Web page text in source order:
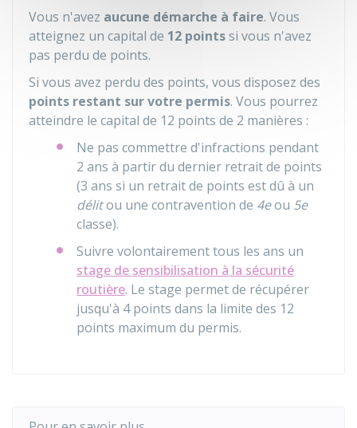
Vous n'avez aucune démarche à faire. Vous
atteignez un capital de 12 pointssi vous n'avez
pas perdu de points.
Si vous avez perdu des points, vous disposez des
points restant sur votre permis. Vous pourrez
atteindre le capital de 12 points de 2 manières :
Ne pas commettre d'infractions pendant
2 ans à partir du dernier retrait de points
(3 ans si un retrait de points est dû à un
délitou une contravention de 4eou 5e
classe).
Suivre volontairement tous les ans un
stage de sensibilisation à la sécurité
routière. Le stage permet de récupérer
jusqu'à 4 points dans la limite des 12
points maximum du permis.